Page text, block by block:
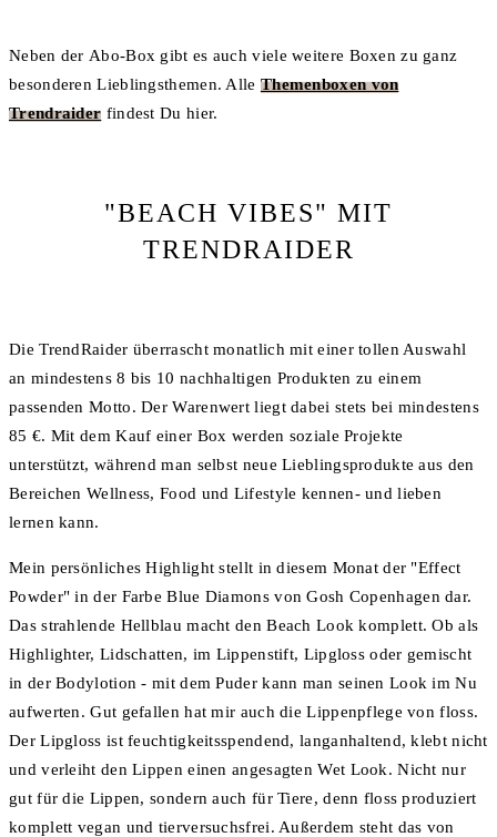
Neben der Abo-Box gibt es auch viele weitere Boxen zu ganz
besonderen Lieblingsthemen. Alle Themenboxen von
Trendraider findest Du hier.
"BEACH VIBES" MIT
TRENDRAIDER
Die TrendRaider überrascht monatlich mit einer tollen Auswahl
an mindestens 8 bis 10 nachhaltigen Produkten zu einem
passenden Motto. Der Warenwert liegt dabei stets bei mindestens
85 €. Mit dem Kauf einer Box werden soziale Projekte
unterstützt, während man selbst neue Lieblingsprodukte aus den
Bereichen Wellness, Food und Lifestyle kennen- und lieben
lernen kann.
Mein persönliches Highlight stellt in diesem Monat der "Effect
Powder" in der Farbe Blue Diamons von Gosh Copenhagen dar.
Das strahlende Hellblau macht den Beach Look komplett. Ob als
Highlighter, Lidschatten, im Lippenstift, Lipgloss oder gemischt
in der Bodylotion - mit dem Puder kann man seinen Look im Nu
aufwerten. Gut gefallen hat mir auch die Lippenpflege von floss.
Der Lipgloss ist feuchtigkeitsspendend, langanhaltend, klebt nicht
und verleiht den Lippen einen angesagten Wet Look. Nicht nur
gut für die Lippen, sondern auch für Tiere, denn floss produziert
komplett vegan und tierversuchsfrei. Außerdem steht das von